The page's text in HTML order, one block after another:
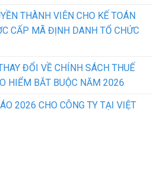
THÀNH VIÊN CHO KẾ TOÁN
CẤP MÃ ĐỊNH DANH TỔ CHỨC
ĐỔI VỀ CHÍNH SÁCH THUẾ
HIỂM BẮT BUỘC NĂM 2026
2026 CHO CÔNG TY TẠI VIỆT